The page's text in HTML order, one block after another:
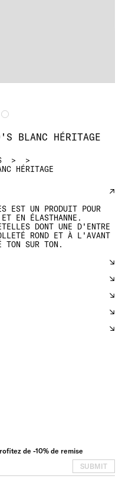
HÉRITAGE
BLANC HÉRITAGE
EST UN PRODUIT POUR
ET EN ÉLASTHANNE.
DONT UNE D'ENTRE
ROND ET À L'AVANT
TON SUR TON.
de -10% de remise
SUBMIT